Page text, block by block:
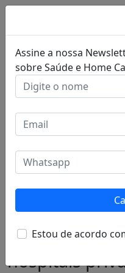
17 de abril de 2021
Home Care
congresso
hospitais
Assine a nossa
sobre Saúde e Home
Estou de acordo